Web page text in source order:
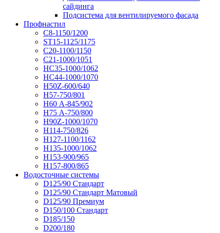
сайдинга
Подсистема для вентилируемого фасада
Профнастил
С8-1150/1200
ST15-1125/1175
С20-1100/1150
С21-1000/1051
НС35-1000/1062
НС44-1000/1070
Н50Z-600/640
Н57-750/801
Н60 А-845/902
Н75 А-750/800
Н90Z-1000/1070
Н114-750/826
Н127-1100/1162
Н135-1000/1062
Н153-900/965
Н157-800/865
Водосточные системы
D125/90 Стандарт
D125/90 Стандарт Матовый
D125/90 Премиум
D150/100 Стандарт
D185/150
D200/180